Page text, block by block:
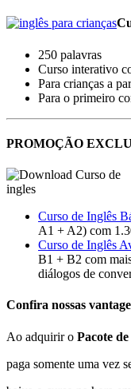
250 palavras
Curso interativo
Para crianças a
Para o primeiro
PROMOÇÃO
Curso de Inglês
A1 + A2) com
Curso de Inglês
B1 + B2 com
diálogos de
Confira nossas
Ao adquirir o Pacote
paga somente uma vez